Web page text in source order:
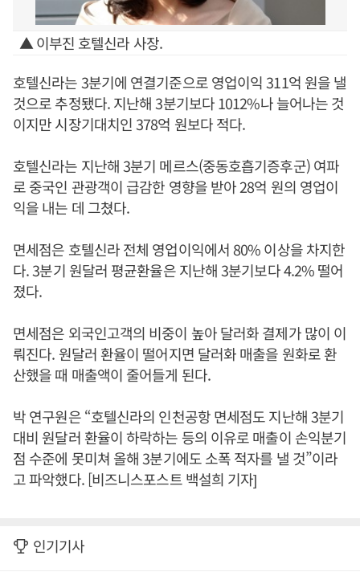
▲ 이부진 호텔신라 사장.
호텔신라는 3분기에 연결기준으로 영업이익 311억 원을 낼
것으로 추정됐다. 지난해 3분기보다 1012%나 늘어나는 것
이지만 시장기대치인 378억 원보다 적다.
호텔신라는 지난해 3분기 메르스(중동호흡기증후군) 여파
로 중국인 관광객이 급감한 영향을 받아 28억 원의 영업이
익을 내는 데 그쳤다.
면세점은 호텔신라 전체 영업이익에서 80% 이상을 차지한
다. 3분기 원달러 평균환율은 지난해 3분기보다 4.2% 떨어
졌다.
면세점은 외국인고객의 비중이 높아 달러화 결제가 많이 이
뤄진다. 원달러 환율이 떨어지면 달러화 매출을 원화로 환
산했을 때 매출액이 줄어들게 된다.
박 연구원은 “호텔신라의 인천공항 면세점도 지난해 3분기
대비 원달러 환율이 하락하는 등의 이유로 매출이 손익분기
점 수준에 못미쳐 올해 3분기에도 소폭 적자를 낼 것”이라
고 파악했다. [비즈니스포스트 백설희 기자]
인기기사